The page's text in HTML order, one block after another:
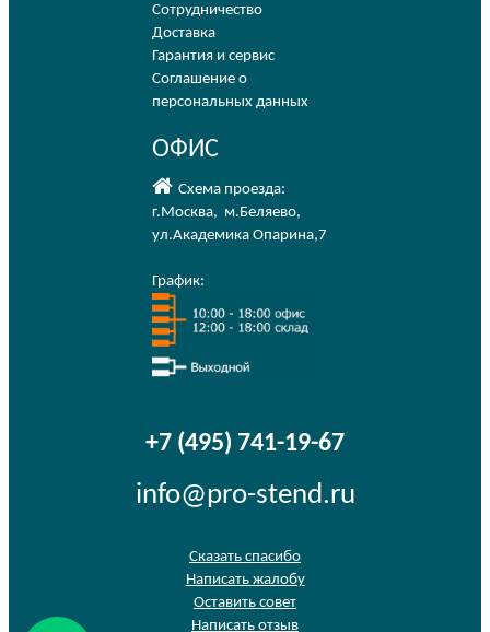
Сотрудничество
Доставка
Гарантия и сервис
Соглашение о
персональных данных
ОФИС
Схема проезда:
г.Москва, м.Беляево,
ул.Академика Опарина,7
График:
+7 (495) 741-19-67
info@pro-stend.ru
Сказать спасибо
Написать жалобу
Оставить совет
Написать отзыв